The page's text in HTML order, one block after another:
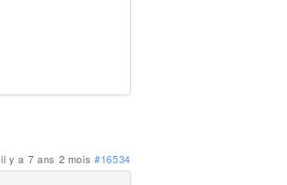
il y a 7 ans 2 mois #16534